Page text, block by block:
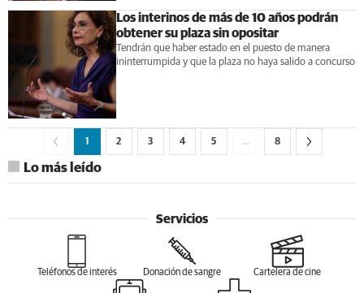
Los interinos de más de 10 años podrán
obtener su plaza sin opositar
Tendrán que haber estado en el puesto de manera
ininterrumpida y que la plaza no haya salido a concurso
1 2 3 4 5 … 8
Lo más leído
Servicios
Teléfonos de interés Donación de sangre Cartelera de cine